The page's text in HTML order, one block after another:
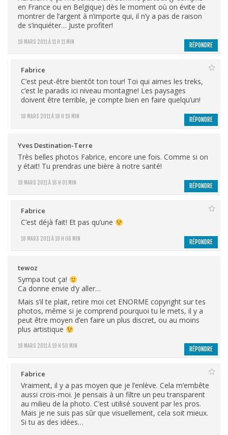
18 MARS 2011 À 11 H 11 MIN
en France ou en Belgique) dès le moment où on évite de
montrer de l’argent à n’importe qui, il n’y a pas de raison
de s’inquiéter… Juste profiter!
RÉPONDRE
Fabrice
18 MARS 2011 À 18 H 19 MIN
C’est peut-être bientôt ton tour! Toi qui aimes les treks,
c’est le paradis ici niveau montagne! Les paysages
doivent être terrible, je compte bien en faire quelqu’un!
RÉPONDRE
Yves Destination-Terre
18 MARS 2011 À 16 H 01 MIN
Très belles photos Fabrice, encore une fois. Comme si on
y était! Tu prendras une bière à notre santé!
RÉPONDRE
Fabrice
18 MARS 2011 À 18 H 06 MIN
C’est déjà fait! Et pas qu’une
RÉPONDRE
tewoz
18 MARS 2011 À 19 H 50 MIN
Sympa tout ça!
Ca donne envie d’y aller…
Mais s’il te plait, retire moi cet ENORME copyright sur tes
photos, même si je comprend pourquoi tu le mets, il y a
peut être moyen d’en faire un plus discret, ou au moins
plus artistique
RÉPONDRE
Fabrice
Vraiment, il y a pas moyen que je l’enlève. Cela m’embête
aussi crois-moi. Je pensais à un filtre un peu transparent
au milieu de la photo. C’est utilisé souvent par les pros.
Mais je ne suis pas sûr que visuellement, cela soit mieux.
Si tu as des idées…